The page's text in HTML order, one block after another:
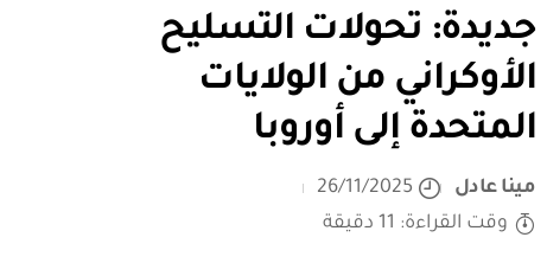
جديدة: تحولات التسليح
الأوكراني من الولايات
المتحدة إلى أوروبا
مينا عادل
26/11/2025
وقت القراءة: 11 دقيقة